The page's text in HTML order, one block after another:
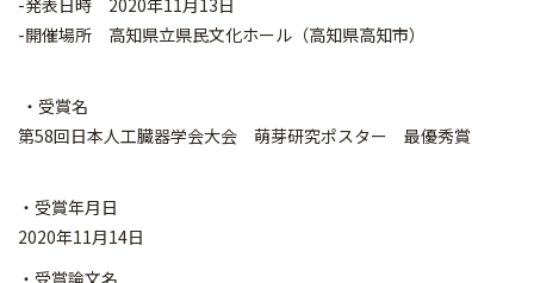
-発表日時 2020年11月13日
-開催場所 高知県立県民文化ホール（高知県高知市）
・受賞名
第58回日本人工臓器学会大会 萌芽研究ポスター 最優秀賞
・受賞年月日
2020年11月14日
・受賞論文名